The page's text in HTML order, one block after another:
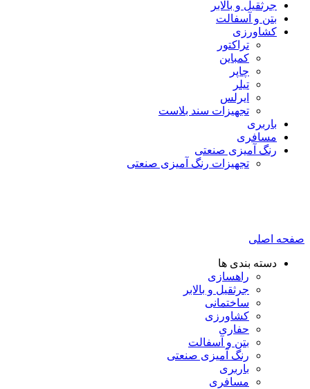
جرثقیل و بالابر
بتن و آسفالت
کشاورزی
تراکتور
کمباین
چاپر
تیلر
ایرلس
تجهیزات سند بلاست
باربری
مسافری
رنگ آمیزی صنعتی
تجهیزات رنگ آمیزی صنعتی
صفحه اصلی
دسته بندی ها
راهسازی
جرثقیل و بالابر
ساختمانی
کشاورزی
حفاری
بتن و آسفالت
رنگ آمیزی صنعتی
باربری
مسافری